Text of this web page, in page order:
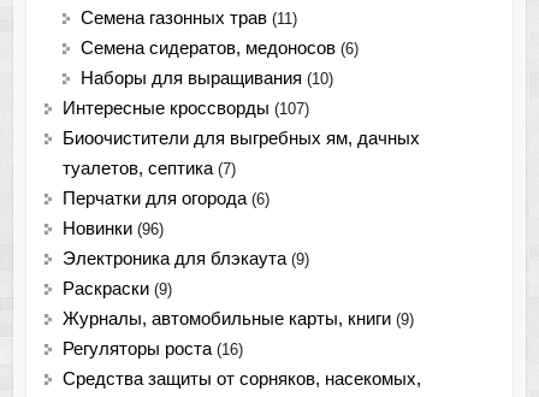
Семена газонных трав (11)
Семена сидератов, медоносов (6)
Наборы для выращивания (10)
Интересные кроссворды (107)
Биоочистители для выгребных ям, дачных
туалетов, септика (7)
Перчатки для огорода (6)
Новинки (96)
Электроника для блэкаута (9)
Раскраски (9)
Журналы, автомобильные карты, книги (9)
Регуляторы роста (16)
Средства защиты от сорняков, насекомых,